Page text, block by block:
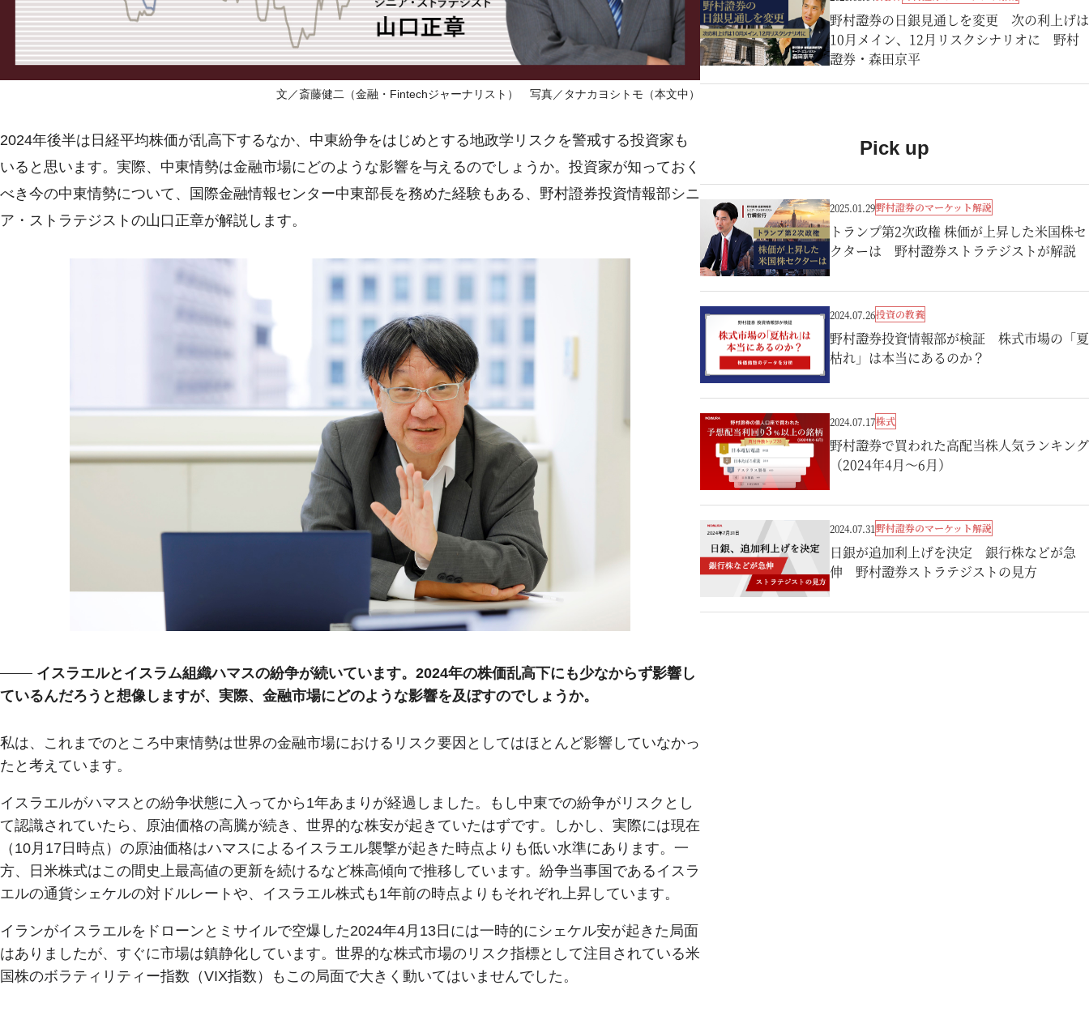
文／斎藤健二（金融・Fintechジャーナリスト） 写真／タナカヨシトモ（本文中）
2024年後半は日経平均株価が乱高下するなか、中東紛争をはじめとする地政学リスクを警戒する投資家も
いると思います。実際、中東情勢は金融市場にどのような影響を与えるのでしょうか。投資家が知っておく
べき今の中東情勢について、国際金融情報センター中東部長を務めた経験もある、野村證券投資情報部シニ
ア・ストラテジストの山口正章が解説します。
イスラエルとイスラム組織ハマスの紛争が続いています。2024年の株価乱高下にも少なからず影響し
ているんだろうと想像しますが、実際、金融市場にどのような影響を及ぼすのでしょうか。
私は、これまでのところ中東情勢は世界の金融市場におけるリスク要因としてはほとんど影響していなかっ
たと考えています。
イスラエルがハマスとの紛争状態に入ってから1年あまりが経過しました。もし中東での紛争がリスクとし
て認識されていたら、原油価格の高騰が続き、世界的な株安が起きていたはずです。しかし、実際には現在
（10月17日時点）の原油価格はハマスによるイスラエル襲撃が起きた時点よりも低い水準にあります。一
方、日米株式はこの間史上最高値の更新を続けるなど株高傾向で推移しています。紛争当事国であるイスラ
エルの通貨シェケルの対ドルレートや、イスラエル株式も1年前の時点よりもそれぞれ上昇しています。
イランがイスラエルをドローンとミサイルで空爆した2024年4月13日には一時的にシェケル安が起きた局面
はありましたが、すぐに市場は鎮静化しています。世界的な株式市場のリスク指標として注目されている米
国株のボラティリティー指数（VIX指数）もこの局面で大きく動いてはいませんでした。
野村證券の日銀見通しを変更 次の利上げは
10月メイン、12月リスクシナリオに 野村
證券・森田京平
Pick up
2025.01.29野村證券のマーケット解説
トランプ第2次政権 株価が上昇した米国株セ
クターは 野村證券ストラテジストが解説
2024.07.26投資の教養
野村證券投資情報部が検証 株式市場の「夏
枯れ」は本当にあるのか？
2024.07.17株式
野村證券で買われた高配当株人気ランキング
（2024年4月～6月）
2024.07.31野村證券のマーケット解説
日銀が追加利上げを決定 銀行株などが急
伸 野村證券ストラテジストの見方